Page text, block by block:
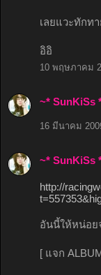
เลยแวะทักท
อิอิ
10 พฤษภาคม
~* SunKiSs
16 มีนาคม
~* SunKiSs
http://
อันนี้ให้หน่อย
[ แจก